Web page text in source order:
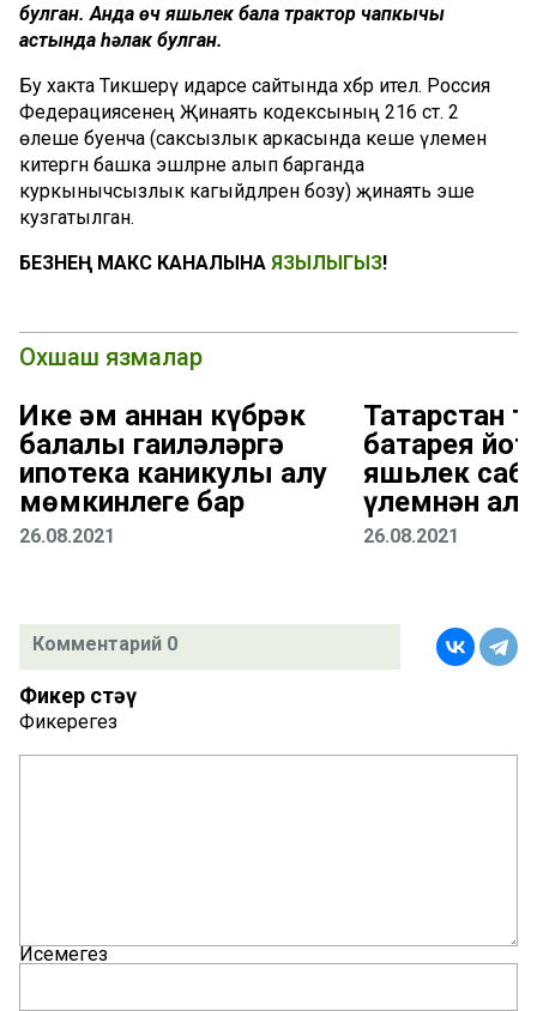
булган. Анда өч яшьлек бала трактор чапкычы
астында һәлак булган.
Бу хакта Тикшерү идарәсе сайтында хәбәр ителә. Россия
Федерациясенең Җинаять кодексының 216 ст. 2
өлеше буенча (саксызлык аркасында кеше үлеменә
китергән башка эшләрне алып барганда
куркынычсызлык кагыйдәләрен бозу) җинаять эше
кузгатылган.
БЕЗНЕҢ МАКС КАНАЛЫНА ЯЗЫЛЫГЫЗ!
Охшаш язмалар
Ике һәм аннан күбрәк
балалы гаиләләргә
ипотека каникулы алу
мөмкинлеге бар
26.08.2021
Татарстан
батарея
яшьлек
үлемнән
26.08.2021
Комментарий 0
Фикер өстәү
Фикерегез
Исемегез